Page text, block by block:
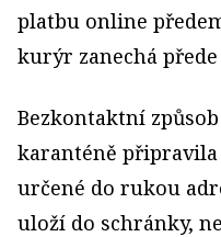
platbu online
kurýr zanechá
Bezkontaktní
karanténě připravila
určené do rukou
uloží do schránky,